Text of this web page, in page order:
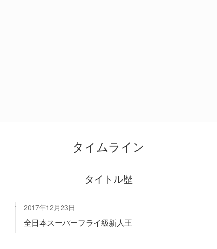
タイムライン
タイトル歴
2017年12月23日
全日本スーパーフライ級新人王